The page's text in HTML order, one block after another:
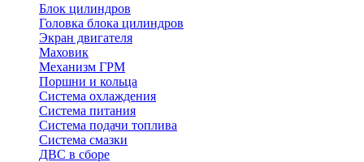
Блок цилиндров
Головка блока цилиндров
Экран двигателя
Маховик
Механизм ГРМ
Поршни и кольца
Система охлаждения
Система питания
Система подачи топлива
Система смазки
ДВС в сборе